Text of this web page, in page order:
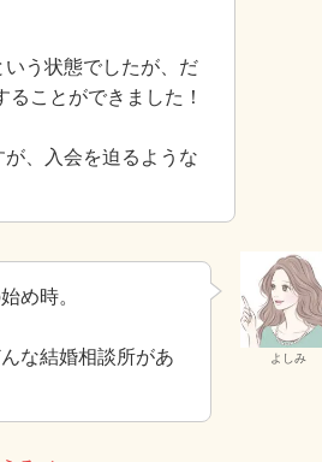
いう状態でしたが、だ
ることができました！
、入会を迫るような
よしみ
め時。
な結婚相談所があ